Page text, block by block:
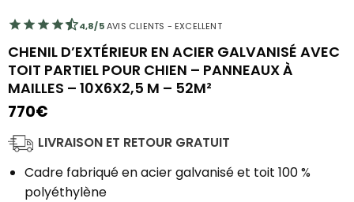
4,8/5AVIS CLIENTS - EXCELLENT
CHENIL D’EXTÉRIEUR EN ACIER GALVANISÉ AVEC
TOIT PARTIEL POUR CHIEN – PANNEAUX À
MAILLES – 10X6X2,5 M – 52M²
770€
LIVRAISON ET RETOUR GRATUIT
Cadre fabriqué en acier galvanisé et toit 100 %
polyéthylène